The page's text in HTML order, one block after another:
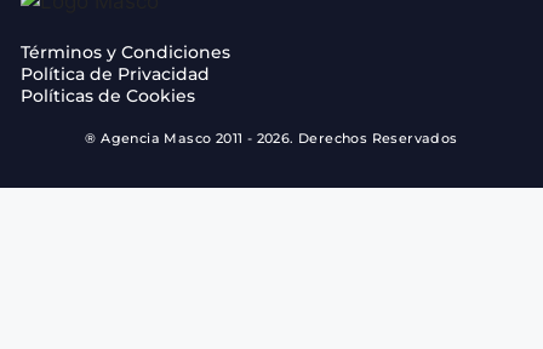
Términos y Condiciones
Política de Privacidad
Políticas de Cookies
® Agencia Masco 2011 - 2026. Derechos Reservados